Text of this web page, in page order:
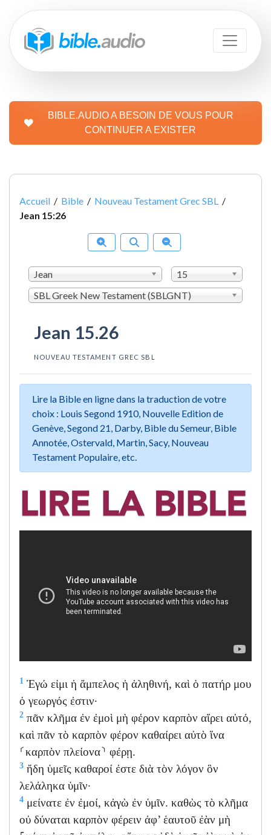
BIBLE.AUDIO A BESOIN DE VOUS POUR
CONTINUER A EXISTER
Accueil / Bible / Nouveau Testament Grec SBL /
Jean 15:26
Jean
15
SBL Greek New Testament (SBLGNT)
Jean 15.26
NOUVEAU TESTAMENT GREC SBL
Lire la Bible en ligne dans la traduction de votre
choix : Louis Segond 1910, Nouvelle Edition de
Genève, Segond 21, Darby, Bible du Semeur, Bible
Annotée, Ostervald, Martin, Sacy, Nouveau
Testament Populaire, etc.
1 Ἐγώ εἰμι ἡ ἄμπελος ἡ ἀληθινή, καὶ ὁ πατήρ μου
ὁ γεωργός ἐστιν·
2 πᾶν κλῆμα ἐν ἐμοὶ μὴ φέρον καρπὸν αἴρει αὐτό,
καὶ πᾶν τὸ καρπὸν φέρον καθαίρει αὐτὸ ἵνα
⸂καρπὸν πλείονα⸃ φέρῃ.
3 ἤδη ὑμεῖς καθαροί ἐστε διὰ τὸν λόγον ὃν
λελάληκα ὑμῖν·
4 μείνατε ἐν ἐμοί, κἀγὼ ἐν ὑμῖν. καθὼς τὸ κλῆμα
οὐ δύναται καρπὸν φέρειν ἀφ’ ἑαυτοῦ ἐὰν μὴ